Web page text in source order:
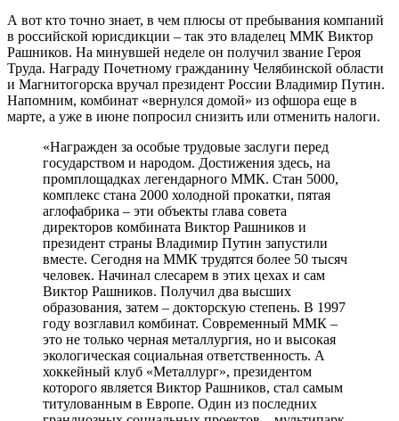
А вот кто точно знает, в чем плюсы от пребывания компаний
в российской юрисдикции – так это владелец ММК Виктор
Рашников. На минувшей неделе он получил звание Героя
Труда. Награду Почетному гражданину Челябинской области
и Магнитогорска вручал президент России Владимир Путин.
Напомним, комбинат «вернулся домой» из офшора еще в
марте, а уже в июне попросил снизить или отменить налоги.
«Награжден за особые трудовые заслуги перед
государством и народом. Достижения здесь, на
промплощадках легендарного ММК. Стан 5000,
комплекс стана 2000 холодной прокатки, пятая
аглофабрика – эти объекты глава совета
директоров комбината Виктор Рашников и
президент страны Владимир Путин запустили
вместе. Сегодня на ММК трудятся более 50 тысяч
человек. Начинал слесарем в этих цехах и сам
Виктор Рашников. Получил два высших
образования, затем – докторскую степень. В 1997
году возглавил комбинат. Современный ММК –
это не только черная металлургия, но и высокая
экологическая социальная ответственность. А
хоккейный клуб «Металлург», президентом
которого является Виктор Рашников, стал самым
титулованным в Европе. Один из последних